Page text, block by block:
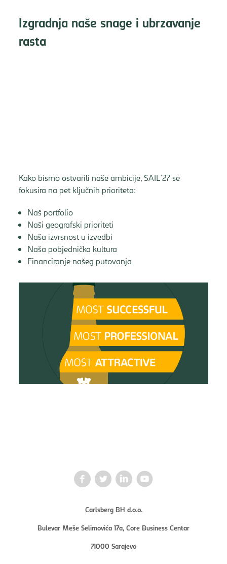
Izgradnja naše snage i ubrzavanje
rasta
Kako bismo ostvarili naše ambicije, SAIL'27 se
fokusira na pet ključnih prioriteta:
Naš portfolio
Naši geografski prioriteti
Naša izvrsnost u izvedbi
Naša pobjednička kultura
Financiranje našeg putovanja
Carlsberg BH d.o.o.
Bulevar Meše Selimovića 17a, Core Business Centar
71000 Sarajevo